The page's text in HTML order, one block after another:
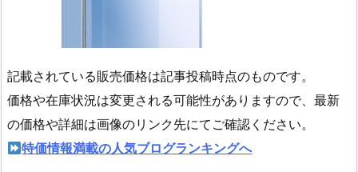
記載されている販売価格は記事投稿時点のものです。
価格や在庫状況は変更される可能性がありますので、最新
の価格や詳細は画像のリンク先にてご確認ください。
特価情報満載の人気ブログランキングへ